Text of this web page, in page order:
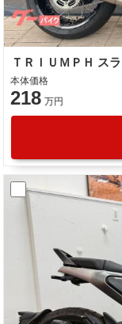
本体価格
218 万円